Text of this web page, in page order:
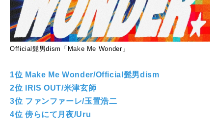
Official髭男dism「Make Me Wonder」
1位 Make Me Wonder/Official髭男dism
2位 IRIS OUT/米津玄師
3位 ファンファーレ/玉置浩二
4位 傍らにて月夜/Uru